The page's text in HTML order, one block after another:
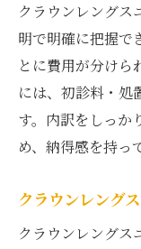
クラウンレングス
明で明確に把握で
とに費用が分けら
には、初診料・処
す。内訳をしっか
め、納得感を持っ
クラウンレング
クラウンレングス